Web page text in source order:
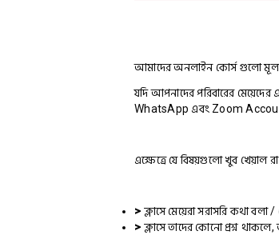
আমাদের অনলাইন কোর্স গুলো মূলত
যদি আপনাদের পরিবারের
WhatsApp এবং Zoom Account
এক্ষেত্রে যে বিষয়গুলো খুব খেয়াল
> ক্লাসে মেয়েরা সরাসরি কথা বলা
> ক্লাসে তাদের কোনো প্রশ্ন থাকলে,